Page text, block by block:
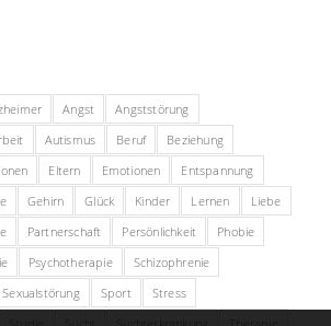
Angst
Angststörung
Autismus Beruf
Beziehung
Eltern Emotionen
Entspannung
Gehirn Glück Kinder Lernen
Liebe
Partnerschaft Persönlichkeit
Phobie
Psychotherapie
Schizophrenie
Sexualstörung Sport
Stress